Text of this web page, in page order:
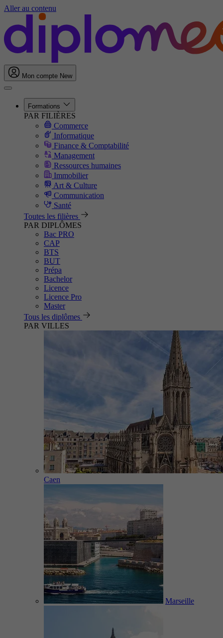
Aller au contenu
Mon compte New
Formations
PAR FILIÈRES
Commerce
Informatique
Finance & Comptabilité
Management
Ressources humaines
Immobilier
Art & Culture
Communication
Santé
Toutes les filières
PAR DIPLÔMES
Bac PRO
CAP
BTS
BUT
Prépa
Bachelor
Licence
Licence Pro
Master
Tous les diplômes
PAR VILLES
Caen
Marseille